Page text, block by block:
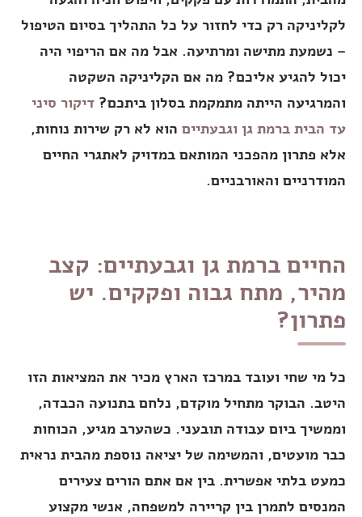
לקליניקה רק כדי לחזור על כל התהליך בסיום הטיפול
– נשמעת מתישה ומרתיעה. אבל מה אם הריפוי היה
יכול להגיע אליכם? מה אם הקליניקה השקטה
והמרגיעה הייתה מתמקמת בסלון ביתכם? דיקור סיני
עד הבית ברמת גן וגבעתייםהוא לא רק שירות נוחות,
אלא פתרון מהפכני המותאם במדויק לאתגרי החיים
המודרניים והאורבניים.
החיים ברמת גן וגבעתיים: קצב
מהיר, מתח גבוה ופקקים. יש
פתרון?
כל מי שחי ועובד במרכז הארץ מכיר את המציאות הזו
היטב. הבוקר מתחיל מוקדם, נלחם בתנועה הכבדה,
וממשיך ביום עבודה תובעני. כשהערב מגיע, הכוחות
כבר מועטים, והמשימה של יציאה נוספת מהבית נראית
כמעט בלתי אפשרית. בין אם אתם הורים צעירים
המנסים לתמרן בין קריירה למשפחה, אנשי מקצוע